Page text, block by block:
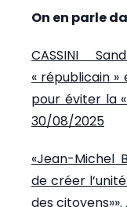
On en parle
CASSINI
« républicain »
pour éviter la
30/08/2025
«Jean-Michel
de créer
des citoyens»».